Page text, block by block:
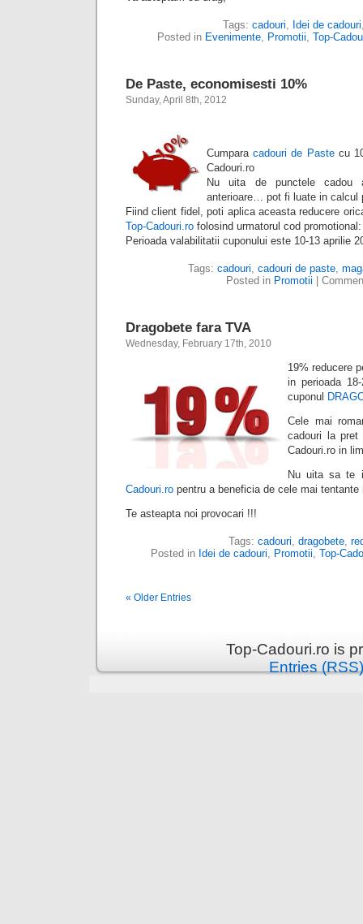
Tags: cadouri, Idei de cadouri
Posted in Evenimente, Promotii, Top-
De Paste, economisesti 10%
Sunday, April 8th, 2012
Cumparacadouri de Pastecu
Cadouri.ro
Nu uita de punctele cadou
anterioare… pot fi luate in calcul
Fiind client fidel, poti aplica aceasta reducere
Top-Cadouri.ro folosind urmatorul cod
Perioada valabilitatii cuponului este 10-13 aprilie
Tags: cadouri, cadouri de paste,
Posted in Promotii
Dragobete fara TVA
Wednesday, February 17th, 2010
19% reducere
in perioada
cuponul
Cele mai
cadouri la
Cadouri.ro in
Nu uita sa te
Cadouri.ro pentru a beneficia de cele mai tentante
Te asteapta noi provocari !!!
Tags: cadouri, dragobete,
Posted in Idei de cadouri, Promotii, Top-
« Older Entries
Top-Cadouri.ro is
Entries (RSS)